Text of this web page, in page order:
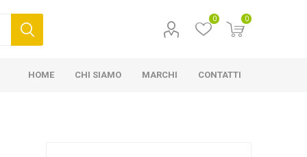
0 0
HOME CHI SIAMO MARCHI CONTATTI